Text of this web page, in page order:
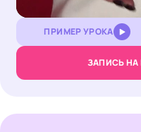
Unmute Loaded:
21.62%
ПРИМЕР УРОКА
ЗАПИСЬ